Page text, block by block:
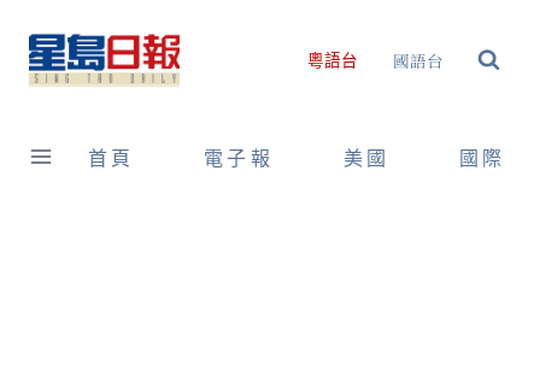
content
粵語台 國語台
首頁 電子報 美國 國際